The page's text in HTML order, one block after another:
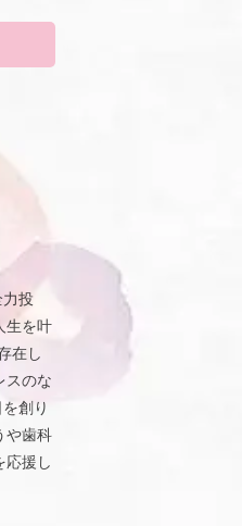
力投
生を叶
在し
スのな
創り
や歯科
応援し